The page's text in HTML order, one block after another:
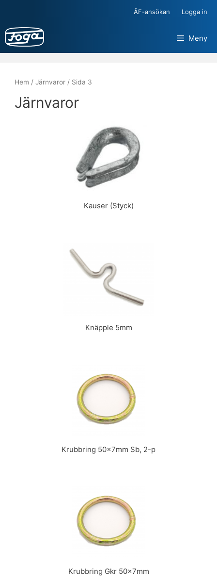
innehåll
ÅF-ansökan Logga in
Meny
Hem / Järnvaror / Sida 3
Järnvaror
Kauser (Styck)
Knäpple 5mm
Krubbring 50x7mm Sb, 2-p
Krubbring Gkr 50x7mm